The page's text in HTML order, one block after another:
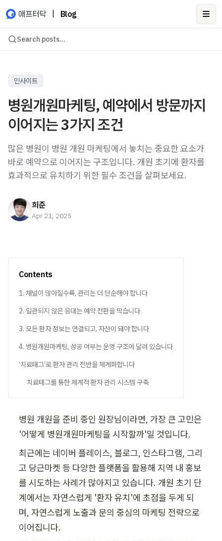
Blog
Search posts...
인사이트
병원개원마케팅, 예약에서 방문까지
이어지는 3가지 조건
많은 병원이 병원 개원 마케팅에서 놓치는 중요한 요소가
바로 예약으로 이어지는 구조입니다. 개원 초기에 환자를
효과적으로 유치하기 위한 필수 조건을 살펴보세요.
희준
Apr 21, 2025
Contents
1. 채널이 많아질수록, 관리는 더 단순해야 합니다
2. 일관되지 않은 응대는 예약 전환을 막습니다
3. 모든 환자 정보는 연결되고, 자산이 돼야 합니다
4. 병원개원마케팅, 성공 여부는 운영 구조에 달려 있습니다
‘치료태그’로 환자 관리 전반을 체계화합니다
치료태그를 통한 체계적 환자 관리 시스템 구축
병원 개원을 준비 중인 원장님이라면, 가장 큰 고민은
'어떻게 병원개원마케팅을 시작할까'일 것입니다.
최근에는 네이버 플레이스, 블로그, 인스타그램, 그리
고 당근마켓 등 다양한 플랫폼을 활용해 지역 내 홍보
를 시도하는 사례가 많아지고 있습니다. 개원 초기 단
계에서는 자연스럽게 '환자 유치'에 초점을 두게 되
며, 자연스럽게 노출과 문의 중심의 마케팅 전략으로
이어집니다.